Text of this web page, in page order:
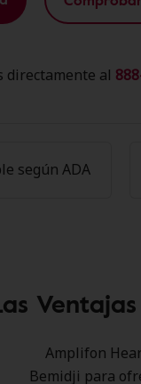
directamente al
según ADA
Amplifon
Bemidji para